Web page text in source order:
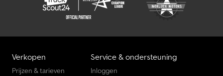
Verkopen
Prijzen & tarieven
Service & ondersteuning
Inloggen